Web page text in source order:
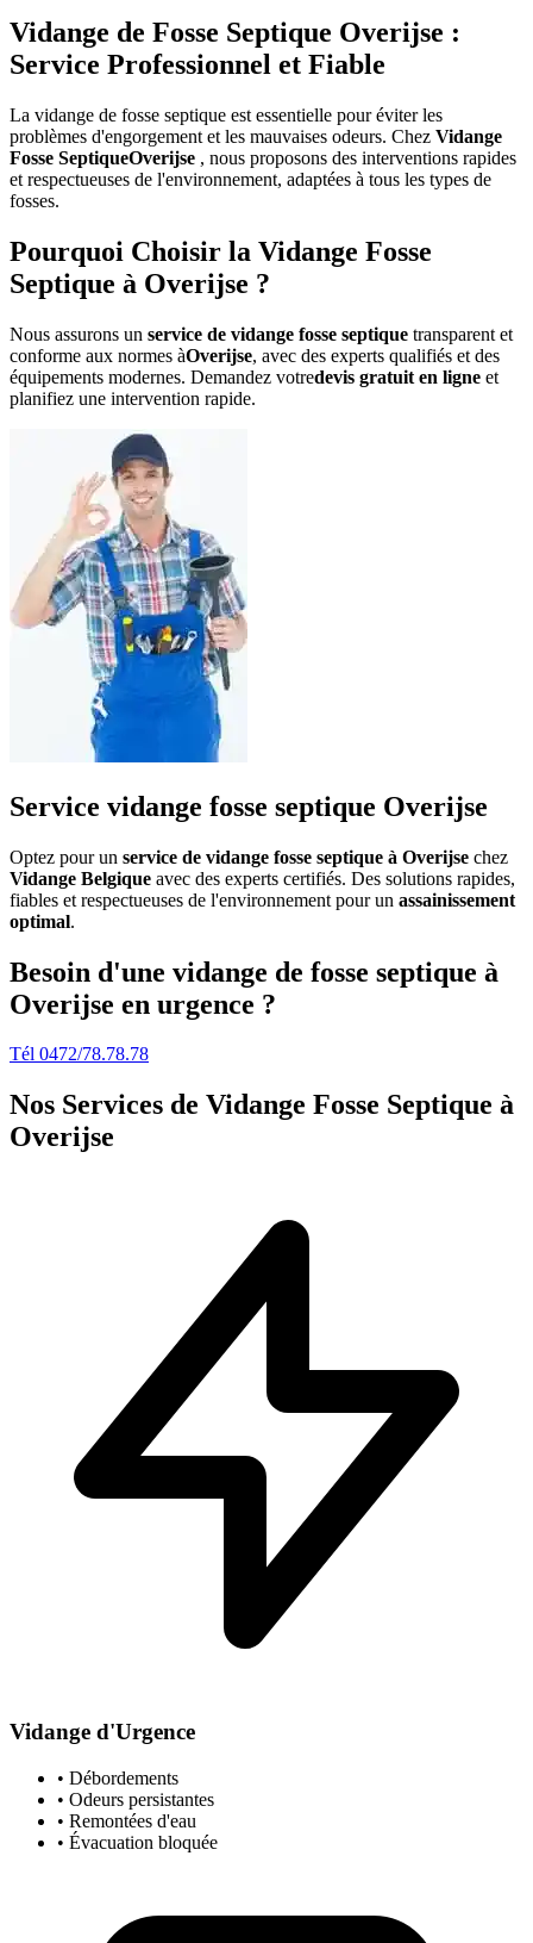
Vidange de Fosse Septique Overijse :
Service Professionnel et Fiable
La vidange de fosse septique est essentielle pour éviter les
problèmes d'engorgement et les mauvaises odeurs. Chez Vidange
Fosse SeptiqueOverijse , nous proposons des interventions rapides
et respectueuses de l'environnement, adaptées à tous les types de
fosses.
Pourquoi Choisir la Vidange Fosse
Septique à Overijse ?
Nous assurons un service de vidange fosse septique transparent et
conforme aux normes àOverijse, avec des experts qualifiés et des
équipements modernes. Demandez votredevis gratuit en ligne et
planifiez une intervention rapide.
Service vidange fosse septique Overijse
Optez pour un service de vidange fosse septique à Overijse chez
Vidange Belgique avec des experts certifiés. Des solutions rapides,
fiables et respectueuses de l'environnement pour un assainissement
optimal.
Besoin d'une vidange de fosse septique à
Overijse en urgence ?
Tél 0472/78.78.78
Nos Services de Vidange Fosse Septique à
Overijse
Vidange d'Urgence
• Débordements
• Odeurs persistantes
• Remontées d'eau
• Évacuation bloquée